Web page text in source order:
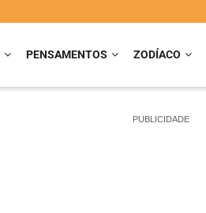
PENSAMENTOS ZODÍACO
PUBLICIDADE